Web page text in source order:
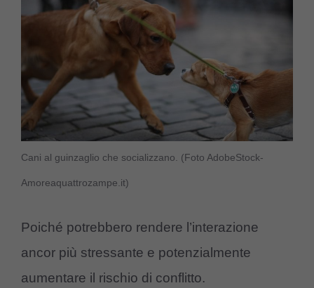
Cani al guinzaglio che socializzano. (Foto AdobeStock-
Amoreaquattrozampe.it)
Poiché potrebbero rendere l’interazione
ancor più stressante e potenzialmente
aumentare il rischio di conflitto.